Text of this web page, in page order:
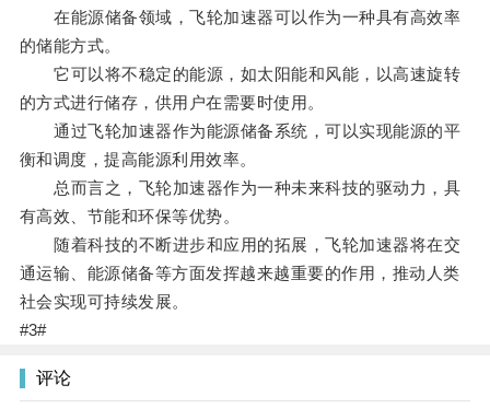
在能源储备领域，飞轮加速器可以作为一种具有高效率
的储能方式。
它可以将不稳定的能源，如太阳能和风能，以高速旋转
的方式进行储存，供用户在需要时使用。
通过飞轮加速器作为能源储备系统，可以实现能源的平
衡和调度，提高能源利用效率。
总而言之，飞轮加速器作为一种未来科技的驱动力，具
有高效、节能和环保等优势。
随着科技的不断进步和应用的拓展，飞轮加速器将在交
通运输、能源储备等方面发挥越来越重要的作用，推动人类
社会实现可持续发展。
#3#
评论